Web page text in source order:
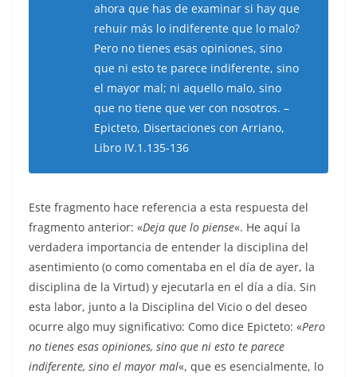
ahora que has de examinar si hay que
rehuir más lo indiferente que lo malo?
Pero no tienes esas opiniones, sino
que ni esto te parece indiferente, sino
el mayor mal; ni aquello malo, sino
que no tiene que ver con nosotros. –
Epicteto, Disertaciones con Arriano,
Libro IV.1.135-136
Este fragmento hace referencia a esta respuesta del
fragmento anterior: «Deja que lo piense«. He aquí la
verdadera importancia de entender la disciplina del
asentimiento (o como comentaba en el día de ayer, la
disciplina de la Virtud) y ejecutarla en el día a día. Sin
esta labor, junto a la Disciplina del Vicio o del deseo
ocurre algo muy significativo: Como dice Epicteto: «Pero
no tienes esas opiniones, sino que ni esto te parece
indiferente, sino el mayor mal«, que es esencialmente, lo